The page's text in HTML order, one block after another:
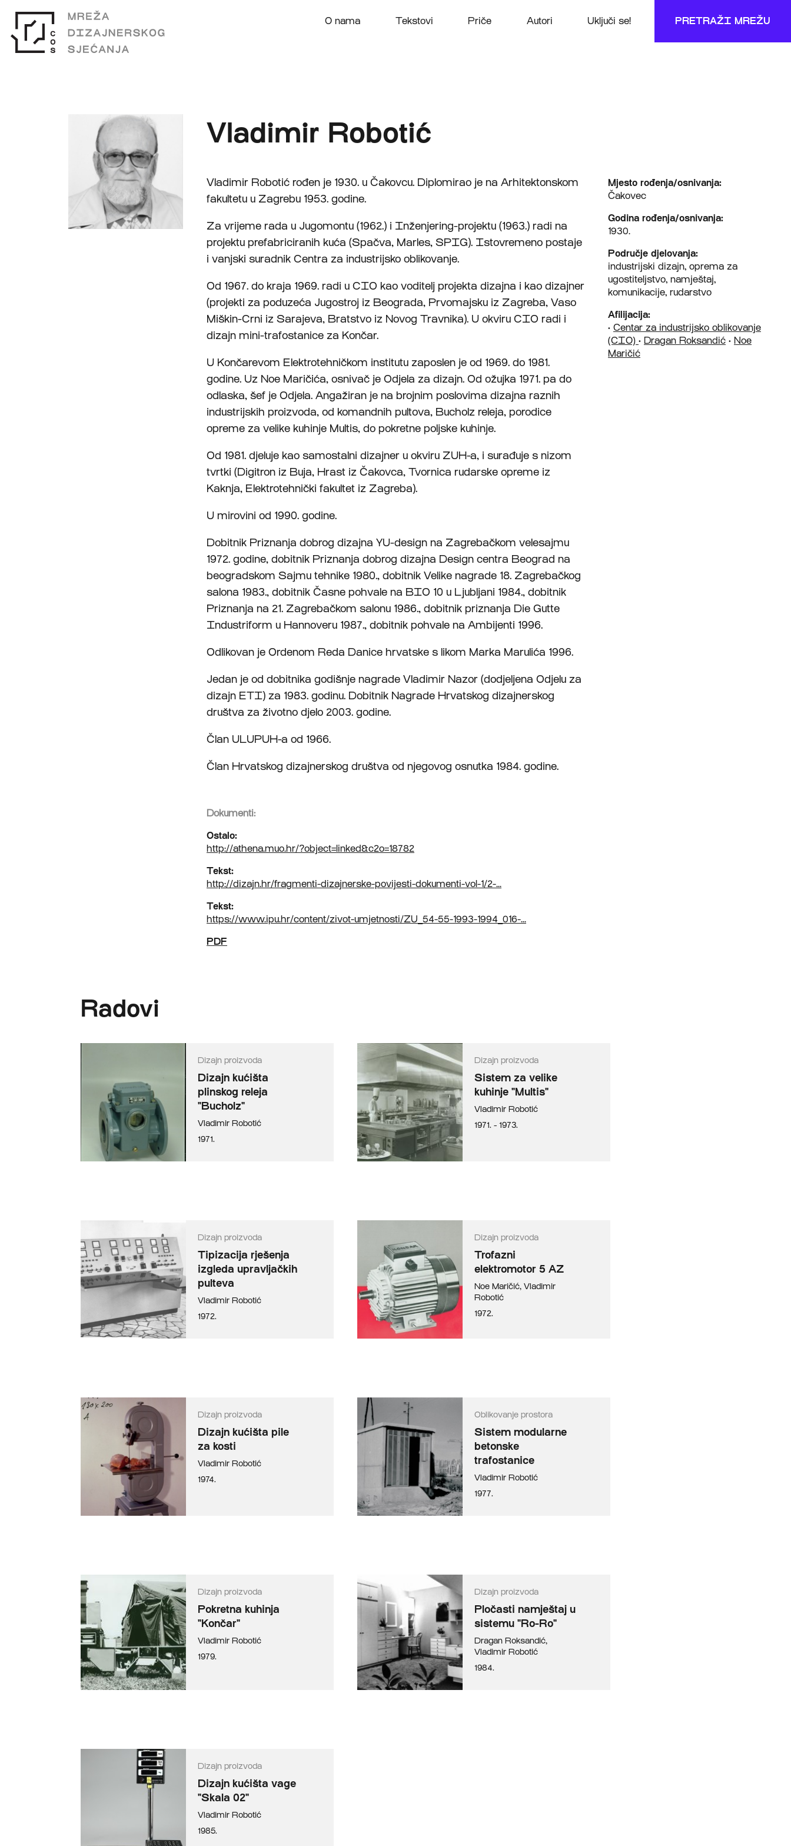
O nama Tekstovi Priče Autori Uključi se! PRETRAŽI MREŽU
Vladimir Robotić
Vladimir Robotić rođen je 1930. u Čakovcu. Diplomirao je na Arhitektonskom
fakultetu u Zagrebu 1953. godine.
Za vrijeme rada u Jugomontu (1962.) i Inženjering-projektu (1963.) radi na
projektu prefabriciranih kuća (Spačva, Marles, SPIG). Istovremeno postaje
i vanjski suradnik Centra za industrijsko oblikovanje.
Od 1967. do kraja 1969. radi u CIO kao voditelj projekta dizajna i kao dizajner
(projekti za poduzeća Jugostroj iz Beograda, Prvomajsku iz Zagreba, Vaso
Miškin-Crni iz Sarajeva, Bratstvo iz Novog Travnika). U okviru CIO radi i
dizajn mini-trafostanice za Končar.
U Končarevom Elektrotehničkom institutu zaposlen je od 1969. do 1981.
godine. Uz Noe Maričića, osnivač je Odjela za dizajn. Od ožujka 1971. pa do
odlaska, šef je Odjela. Angažiran je na brojnim poslovima dizajna raznih
industrijskih proizvoda, od komandnih pultova, Bucholz releja, porodice
opreme za velike kuhinje Multis, do pokretne poljske kuhinje.
Od 1981. djeluje kao samostalni dizajner u okviru ZUH-a, i surađuje s nizom
tvrtki (Digitron iz Buja, Hrast iz Čakovca, Tvornica rudarske opreme iz
Kaknja, Elektrotehnički fakultet iz Zagreba).
U mirovini od 1990. godine.
Dobitnik Priznanja dobrog dizajna YU-design na Zagrebačkom velesajmu
1972. godine, dobitnik Priznanja dobrog dizajna Design centra Beograd na
beogradskom Sajmu tehnike 1980., dobitnik Velike nagrade 18. Zagrebačkog
salona 1983., dobitnik Časne pohvale na BIO 10 u Ljubljani 1984., dobitnik
Priznanja na 21. Zagrebačkom salonu 1986., dobitnik priznanja Die Gutte
Industriform u Hannoveru 1987., dobitnik pohvale na Ambijenti 1996.
Odlikovan je Ordenom Reda Danice hrvatske s likom Marka Marulića 1996.
Jedan je od dobitnika godišnje nagrade Vladimir Nazor (dodjeljena Odjelu za
dizajn ETI) za 1983. godinu. Dobitnik Nagrade Hrvatskog dizajnerskog
društva za životno djelo 2003. godine.
Član ULUPUH-a od 1966.
Član Hrvatskog dizajnerskog društva od njegovog osnutka 1984. godine.
Dokumenti:
Ostalo:
http://athena.muo.hr/?object=linked&c2o=18782
Tekst:
http://dizajn.hr/fragmenti-dizajnerske-povijesti-dokumenti-vol-1/2-...
Tekst:
https://www.ipu.hr/content/zivot-umjetnosti/ZU_54-55-1993-1994_016-...
PDF
Mjesto rođenja/osnivanja:
Čakovec
Godina rođenja/osnivanja:
1930.
Područje djelovanja:
industrijski dizajn, oprema za
ugostiteljstvo, namještaj,
komunikacije, rudarstvo
Afilijacija:
• Centar za industrijsko oblikovanje
(CIO) • Dragan Roksandić • Noe
Maričić
Radovi
Dizajn proizvoda
Dizajn kućišta
plinskog releja
"Bucholz"
Vladimir Robotić
1971.
Dizajn proizvoda
Sistem za velike
kuhinje "Multis"
Vladimir Robotić
1971. - 1973.
Dizajn proizvoda
Tipizacija rješenja
izgleda upravljačkih
pulteva
Vladimir Robotić
1972.
Dizajn proizvoda
Trofazni
elektromotor 5 AZ
Noe Maričić,Vladimir
Robotić
1972.
Dizajn proizvoda
Dizajn kućišta pile
za kosti
Vladimir Robotić
1974.
Oblikovanje prostora
Sistem modularne
betonske
trafostanice
Vladimir Robotić
1977.
Dizajn proizvoda
Pokretna kuhinja
"Končar"
Vladimir Robotić
1979.
Dizajn proizvoda
Pločasti namještaj u
sistemu "Ro-Ro"
Dragan Roksandić,
Vladimir Robotić
1984.
Dizajn proizvoda
Dizajn kućišta vage
"Skala 02"
Vladimir Robotić
1985.